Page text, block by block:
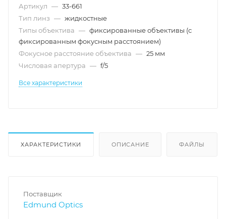
Артикул — 33-661
Тип линз — жидкостные
Типы объектива — фиксированные объективы (с
фиксированным фокусным расстоянием)
Фокусное расстояние объектива — 25 мм
Числовая апертура — f/5
Все характеристики
ХАРАКТЕРИСТИКИ ОПИСАНИЕ ФАЙЛЫ
Поставщик
Edmund Optics